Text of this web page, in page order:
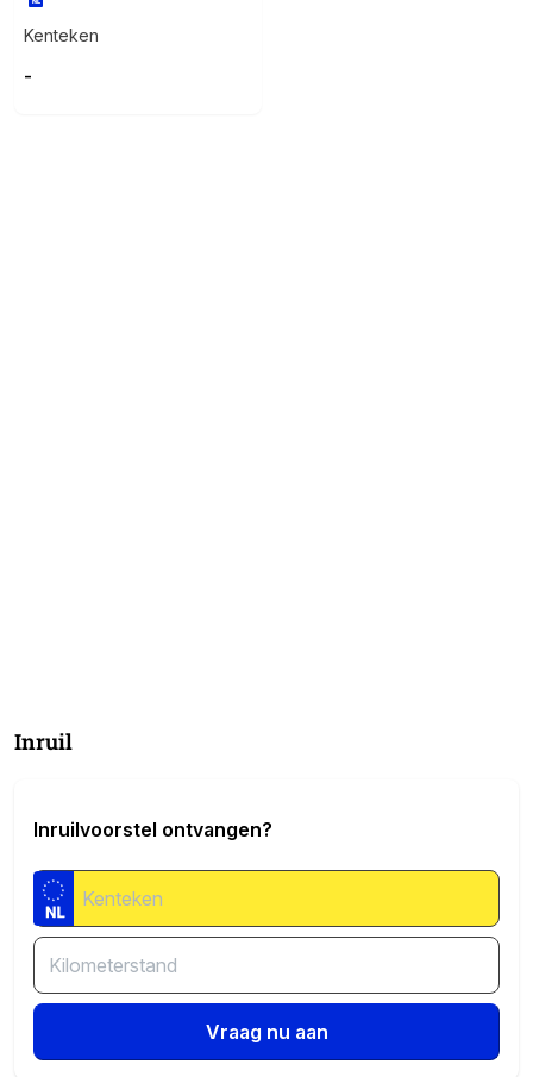
Kenteken
-
Inruil
Inruilvoorstel ontvangen?
Vraag nu aan